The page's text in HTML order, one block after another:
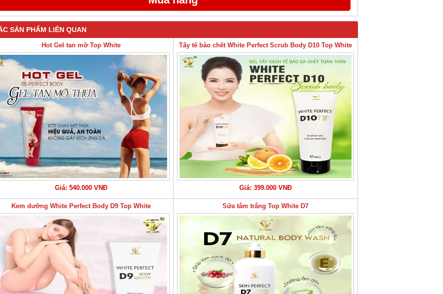
SẢN PHẨM LIÊN QUAN
Hot Gel tan mỡ Top White
Giá: 540.000 VNĐ
Tẩy tế bào chết White Perfect Scrub Body D10 Top White
Giá: 399.000 VNĐ
Kem dưỡng White Perfect Body D9 Top White Sữa tắm trắng Top White D7